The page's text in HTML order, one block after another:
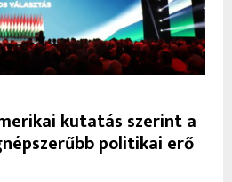
kutatás szerint a
politikai erő